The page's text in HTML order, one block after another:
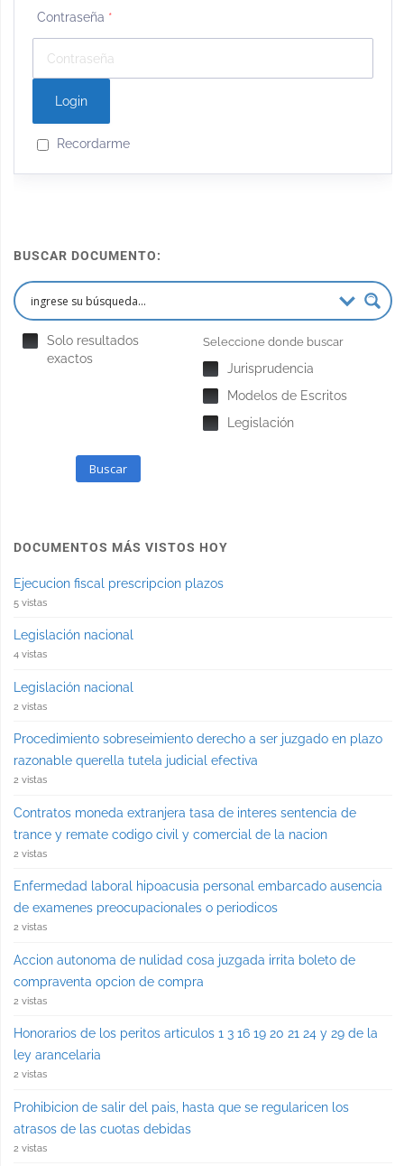
Contraseña *
Recordarme
BUSCAR DOCUMENTO:
Solo resultados
exactos
Seleccione donde buscar
Jurisprudencia
Modelos de Escritos
Legislación
Buscar
DOCUMENTOS MÁS VISTOS HOY
Ejecucion fiscal prescripcion plazos
5 vistas
Legislación nacional
4 vistas
Legislación nacional
2 vistas
Procedimiento sobreseimiento derecho a ser juzgado en plazo
razonable querella tutela judicial efectiva
2 vistas
Contratos moneda extranjera tasa de interes sentencia de
trance y remate codigo civil y comercial de la nacion
2 vistas
Enfermedad laboral hipoacusia personal embarcado ausencia
de examenes preocupacionales o periodicos
2 vistas
Accion autonoma de nulidad cosa juzgada irrita boleto de
compraventa opcion de compra
2 vistas
Honorarios de los peritos articulos 1 3 16 19 20 21 24 y 29 de la
ley arancelaria
2 vistas
Prohibicion de salir del pais, hasta que se regularicen los
atrasos de las cuotas debidas
2 vistas